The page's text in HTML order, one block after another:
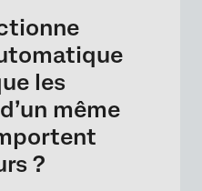
×
les
même
?